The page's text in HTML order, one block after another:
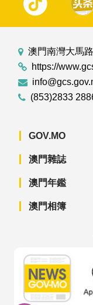
澳門南灣大馬
https://
(853)2833
GOV.MO
澳門雜誌
澳門年鑑
澳門相簿